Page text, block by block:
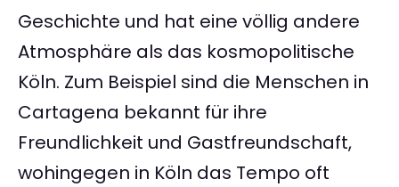
Geschichte und hat eine völlig andere
Atmosphäre als das kosmopolitische
Köln. Zum Beispiel sind die Menschen in
Cartagena bekannt für ihre
Freundlichkeit und Gastfreundschaft,
wohingegen in Köln das Tempo oft